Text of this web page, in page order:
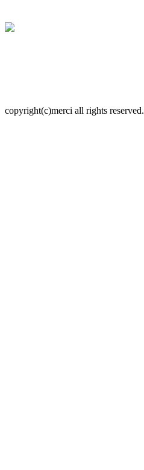
copyright(c)merci all rights reserved.